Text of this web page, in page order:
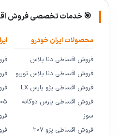
🎯 خدمات تخصصی فروش
محصولات ایران خودرو
فروش اقساطی دنا پلاس
فروش اقساطی دنا پلاس توربو
فروش اقساطی پژو پارس LX
فروش اقساطی پارس دوگانه
سوز
فروش اقساطی پژو ۲۰۷